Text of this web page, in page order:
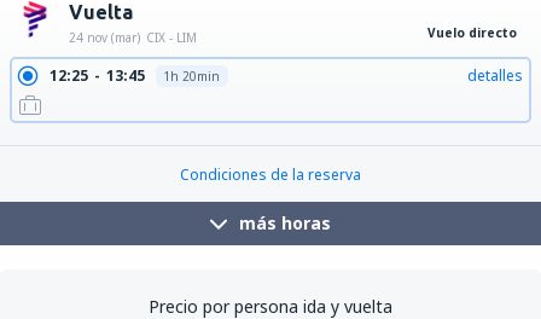
Vuelta
24 nov (mar) CIX - LIM Vuelo directo
12:25 13:45 1h 20min detalles
Condiciones de la reserva
más horas
Precio por persona ida y vuelta